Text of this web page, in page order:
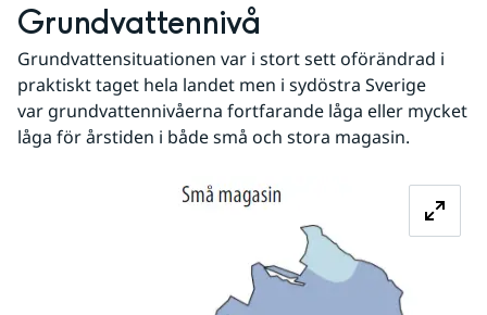
Grundvattennivå
Grundvattensituationen var i stort sett oförändrad i
praktiskt taget hela landet men i sydöstra Sverige
var grundvattennivåerna fortfarande låga eller mycket
låga för årstiden i både små och stora magasin.